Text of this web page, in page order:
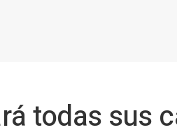
todas sus